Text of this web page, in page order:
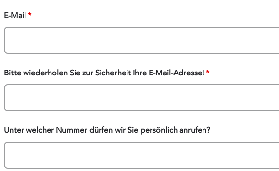
E-Mail *
Bitte wiederholen Sie zur Sicherheit Ihre E-Mail-Adresse! *
Unter welcher Nummer dürfen wir Sie persönlich anrufen?